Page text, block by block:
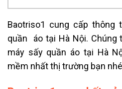
Baotriso1 cung cấp thông
quần áo tại Hà Nội. Chúng
máy sấy quần áo tại Hà
mềm nhất thị trường bạn